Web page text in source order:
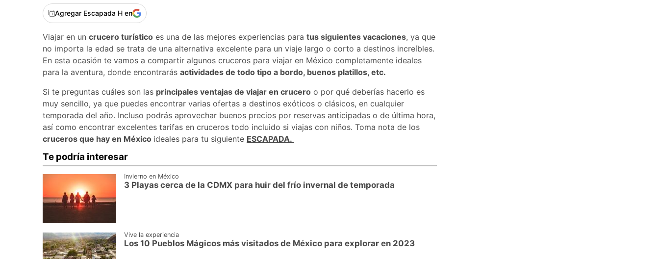
Agregar Escapada H en
Viajar en un crucero turístico es una de las mejores experiencias para tus siguientes vacaciones, ya que
no importa la edad se trata de una alternativa excelente para un viaje largo o corto a destinos increíbles.
En esta ocasión te vamos a compartir algunos cruceros para viajar en México completamente ideales
para la aventura, donde encontrarás actividades de todo tipo a bordo, buenos platillos, etc.
Si te preguntas cuáles son las principales ventajas de viajar en crucero o por qué deberías hacerlo es
muy sencillo, ya que puedes encontrar varias ofertas a destinos exóticos o clásicos, en cualquier
temporada del año. Incluso podrás aprovechar buenos precios por reservas anticipadas o de última hora,
así como encontrar excelentes tarifas en cruceros todo incluido si viajas con niños. Toma nota de los
cruceros que hay en México ideales para tu siguiente ESCAPADA.
Te podría interesar
Invierno en México
3 Playas cerca de la CDMX para huir del frío invernal de temporada
Vive la experiencia
Los 10 Pueblos Mágicos más visitados de México para explorar en 2023